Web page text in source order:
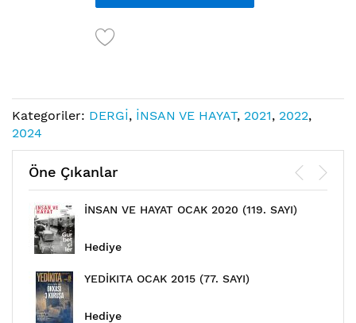
Kategoriler: DERGİ, İNSAN VE HAYAT, 2021, 2022,
2024
Öne Çıkanlar
İNSAN VE HAYAT OCAK 2020 (119. SAYI)
Hediye
YEDİKITA OCAK 2015 (77. SAYI)
Hediye